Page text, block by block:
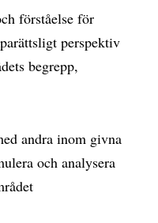
förståelse för
perspektiv
begrepp,
andra inom givna
och analysera